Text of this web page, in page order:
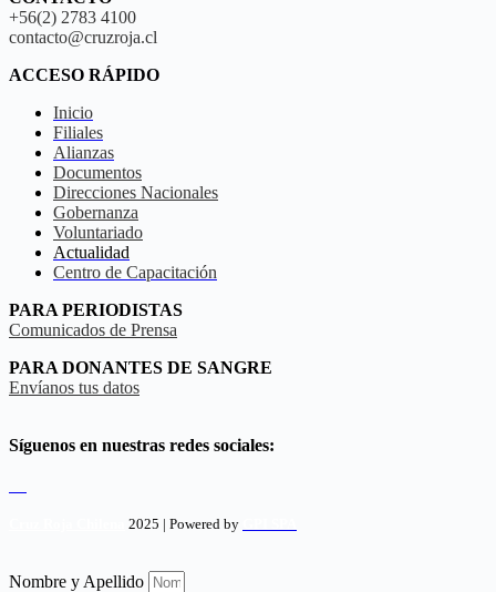
+56(2) 2783 4100
contacto@cruzroja.cl
ACCESO RÁPIDO
Inicio
Filiales
Alianzas
Documentos
Direcciones Nacionales
Gobernanza
Voluntariado
Actualidad
Centro de Capacitación
PARA PERIODISTAS
Comunicados de Prensa
PARA DONANTES DE SANGRE
Envíanos tus datos
Síguenos en nuestras redes sociales:
2025 | Powered by
Nombre y Apellido